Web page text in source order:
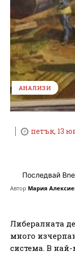
АНАЛИЗИ
петък, 13
Последвай
Автор Мария
Либералната
много
система. В